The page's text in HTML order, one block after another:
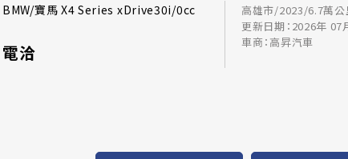
BMW/寶馬 X4 Series xDrive30i/0cc
電洽
高雄市/2023/6.7萬公
更新日期：2026年 07
車商：高昇汽車